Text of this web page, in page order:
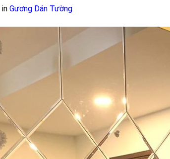
in Gương Dán Tường